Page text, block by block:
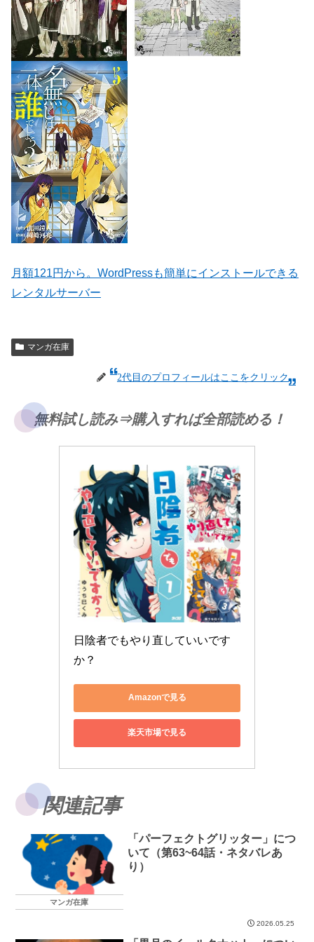
月額121円から。WordPressも簡単にインストールできる
レンタルサーバー
マンガ在庫
2代目のプロフィールはここをクリック
無料試し読み⇒購入すれば全部読める！
日陰者でもやり直していいです
か？
Amazonで見る
楽天市場で見る
関連記事
マンガ在庫
「パーフェクトグリッター」につ
いて（第63~64話・ネタバレあ
り）
2026.05.25